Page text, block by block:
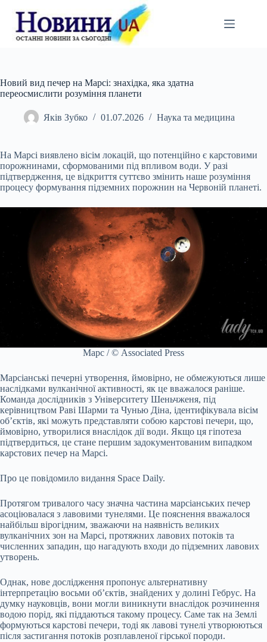
вмісту
Новий вид печер на Марсі: знахідка, яка здатна
переосмислити розуміння планети
Яків Зубко 01.07.2026 Наука та медицина
На Марсі виявлено вісім локацій, що потенційно є карстовими
порожнинами, сформованими під впливом води. У разі
підтвердження, це відкриття суттєво змінить наше розуміння
процесу формування підземних порожнин на Червоній планеті.
Марс / © Associated Press
Марсіанські печерні утворення, ймовірно, не обмежуються лише
наслідками вулканічної активності, як це вважалося раніше.
Команда дослідників з Університету Шеньчженя, під
керівництвом Раві Шарми та Чунью Діна, ідентифікувала вісім
об’єктів, які можуть представляти собою карстові печери, що,
ймовірно, утворилися внаслідок дії води. Якщо ця гіпотеза
підтвердиться, це стане першим задокументованим випадком
карстових печер на Марсі.
Про це повідомило видання Space Daily.
Протягом тривалого часу значна частина марсіанських печер
асоціювалася з лавовими тунелями. Це пояснення вважалося
найбільш вірогідним, зважаючи на наявність великих
вулканічних зон на Марсі, протяжних лавових потоків та
численних западин, що нагадують входи до підземних лавових
утворень.
Однак, нове дослідження пропонує альтернативну
інтерпретацію восьми об’єктів, знайдених у долині Гебрус. На
думку науковців, вони могли виникнути внаслідок розчинення
водою порід, які піддаються такому процесу. Саме так на Землі
формуються карстові печери, тоді як лавові тунелі утворюються
після застигання потоків розплавленої гірської породи.